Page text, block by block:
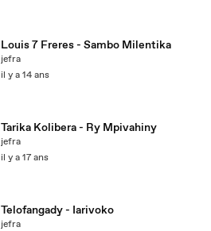
Louis 7 Freres - Sambo Milentika
jefra
il y a 14 ans
Tarika Kolibera - Ry Mpivahiny
jefra
il y a 17 ans
Telofangady - Iarivoko
jefra